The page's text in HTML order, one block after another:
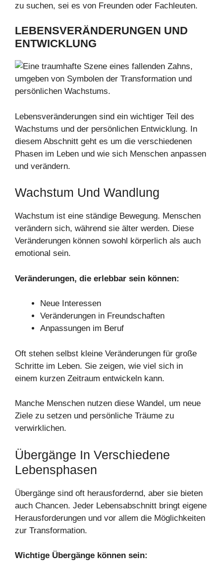
zu suchen, sei es von Freunden oder Fachleuten.
LEBENSVERÄNDERUNGEN UND
ENTWICKLUNG
Lebensveränderungen sind ein wichtiger Teil des
Wachstums und der persönlichen Entwicklung. In
diesem Abschnitt geht es um die verschiedenen
Phasen im Leben und wie sich Menschen anpassen
und verändern.
Wachstum Und Wandlung
Wachstum ist eine ständige Bewegung. Menschen
verändern sich, während sie älter werden. Diese
Veränderungen können sowohl körperlich als auch
emotional sein.
Veränderungen, die erlebbar sein können:
Neue Interessen
Veränderungen in Freundschaften
Anpassungen im Beruf
Oft stehen selbst kleine Veränderungen für große
Schritte im Leben. Sie zeigen, wie viel sich in
einem kurzen Zeitraum entwickeln kann.
Manche Menschen nutzen diese Wandel, um neue
Ziele zu setzen und persönliche Träume zu
verwirklichen.
Übergänge In Verschiedene
Lebensphasen
Übergänge sind oft herausfordernd, aber sie bieten
auch Chancen. Jeder Lebensabschnitt bringt eigene
Herausforderungen und vor allem die Möglichkeiten
zur Transformation.
Wichtige Übergänge können sein: